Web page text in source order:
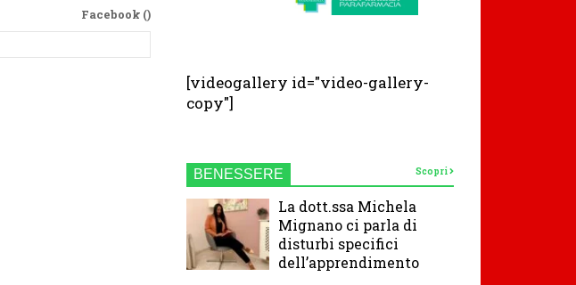
Facebook ()
[videogallery id="video-gallery-
copy"]
BENESSERE Scopri
La dott.ssa Michela
Mignano ci parla di
disturbi specifici
dell’apprendimento